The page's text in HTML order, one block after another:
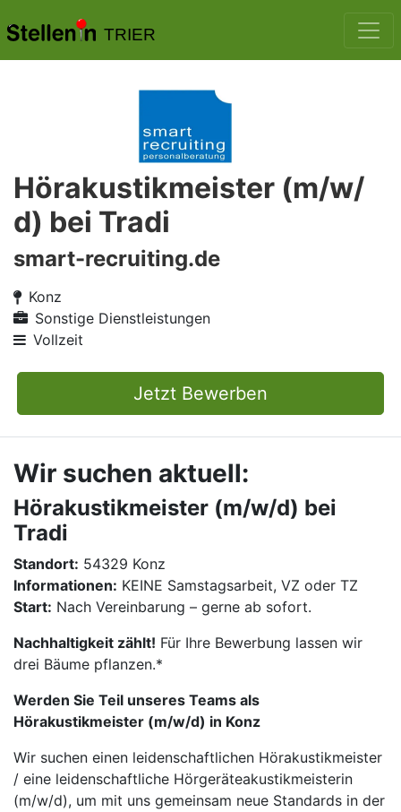
TRIER
Hörakustikmeister (m/w/
d) bei Tradi
smart-recruiting.de
Konz
Sonstige Dienstleistungen
Vollzeit
Jetzt Bewerben
Wir suchen aktuell:
Hörakustikmeister (m/w/d) bei
Tradi
Standort: 54329 Konz
Informationen: KEINE Samstagsarbeit, VZ oder TZ
Start: Nach Vereinbarung – gerne ab sofort.
Nachhaltigkeit zählt! Für Ihre Bewerbung lassen wir
drei Bäume pflanzen.*
Werden Sie Teil unseres Teams als
Hörakustikmeister (m/w/d) in Konz
Wir suchen einen leidenschaftlichen Hörakustikmeister
/ eine leidenschaftliche Hörgeräteakustikmeisterin
(m/w/d), um mit uns gemeinsam neue Standards in der